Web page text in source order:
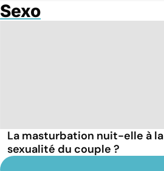
Sexo
La masturbation nuit-elle à la
sexualité du couple ?